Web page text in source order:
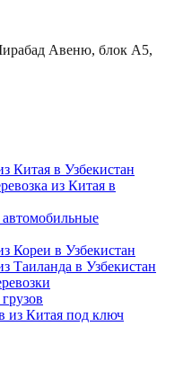
Авеню, блок А5,
Китая в Узбекистан
из Китая в
Кореи в Узбекистан
Таиланда в Узбекистан
из Китая под ключ